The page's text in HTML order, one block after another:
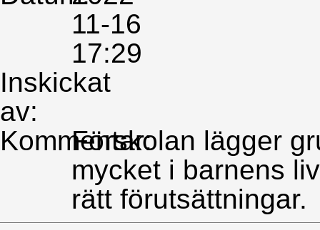
11-16
17:29
Inskickat
av:
Kommentar:
Förskolan lägger
mycket i barnens
rätt förutsättningar.